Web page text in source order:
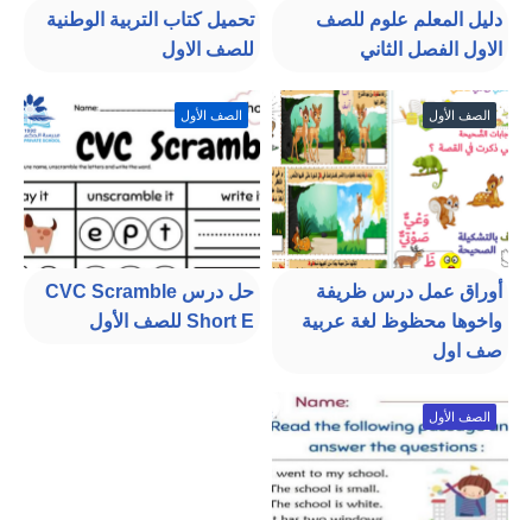
دليل المعلم علوم للصف
الاول الفصل الثاني
تحميل كتاب التربية الوطنية
للصف الاول
الصف الأول
أوراق عمل درس ظريفة
واخوها محظوظ لغة عربية
صف اول
الصف الأول
حل درس CVC Scramble
Short E للصف الأول
الصف الأول